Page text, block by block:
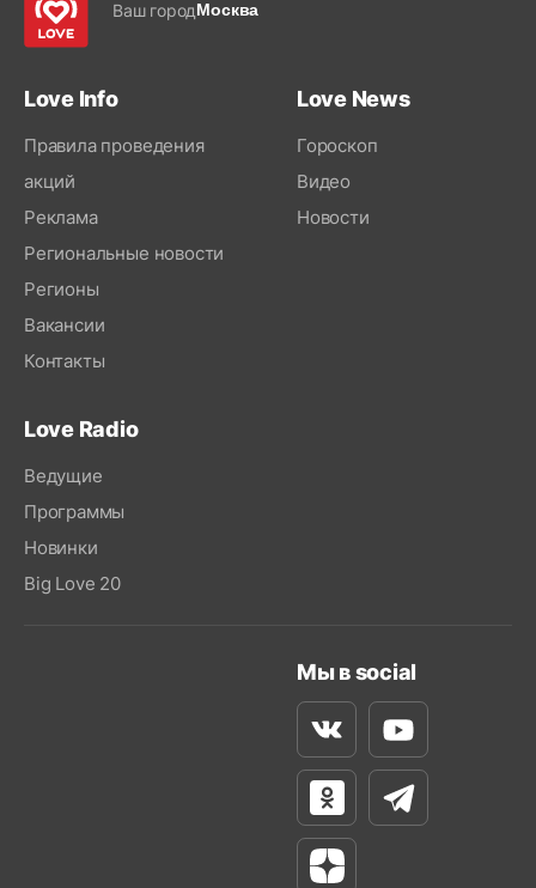
Ваш городМосква
Love Info
Правила проведения
акций
Реклама
Региональные новости
Регионы
Вакансии
Контакты
Love News
Гороскоп
Видео
Новости
Love Radio
Ведущие
Программы
Новинки
Big Love 20
Мы в social
ВконтактеYoutube
Одноклассники
Телеграм
Яндекс Дзен